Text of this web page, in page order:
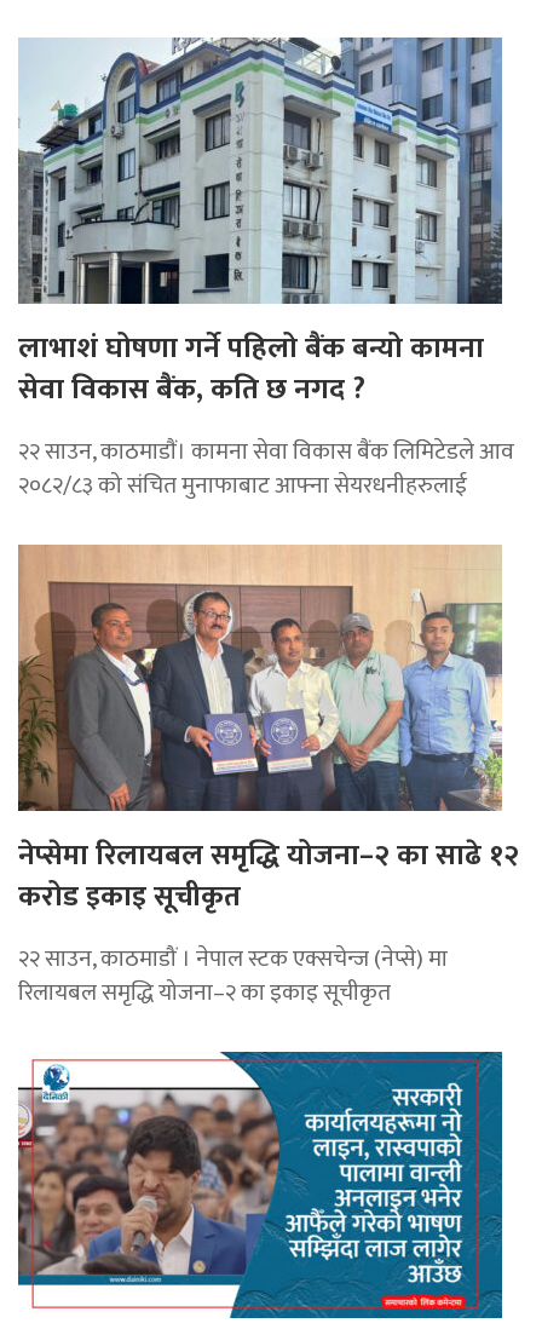
लाभाशं घोषणा गर्ने पहिलो बैंक बन्यो कामना
सेवा विकास बैंक, कति छ नगद ?
२२ साउन, काठमाडाैं। कामना सेवा विकास बैंक लिमिटेडले आव
२०८२/८३ को संचित मुनाफाबाट आफ्ना सेयरधनीहरुलाई
नेप्सेमा रिलायबल समृद्धि योजना–२ का साढे १२
करोड इकाइ सूचीकृत
२२ साउन, काठमाडौं । नेपाल स्टक एक्सचेन्ज (नेप्से) मा
रिलायबल समृद्धि योजना–२ का इकाइ सूचीकृत